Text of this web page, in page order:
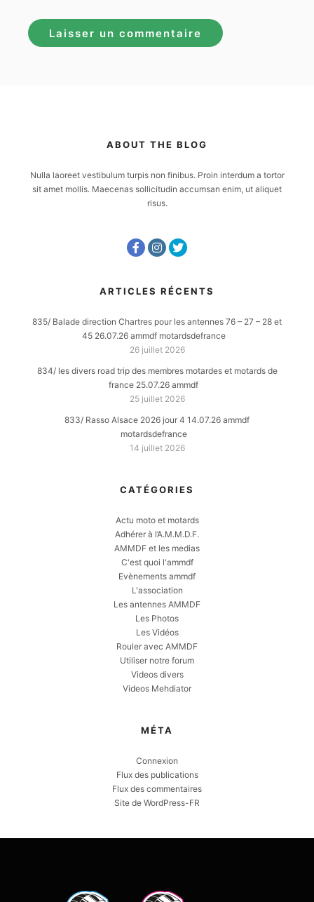
ABOUT THE BLOG
Nulla laoreet vestibulum turpis non finibus. Proin interdum a tortor
sit amet mollis. Maecenas sollicitudin accumsan enim, ut aliquet
risus.
ARTICLES RÉCENTS
835/ Balade direction Chartres pour les antennes 76 – 27 – 28 et
45 26.07.26 ammdf motardsdefrance
26 juillet 2026
834/ les divers road trip des membres motardes et motards de
france 25.07.26 ammdf
25 juillet 2026
833/ Rasso Alsace 2026 jour 4 14.07.26 ammdf
motardsdefrance
14 juillet 2026
CATÉGORIES
Actu moto et motards
Adhérer à l’A.M.M.D.F.
AMMDF et les medias
C'est quoi l'ammdf
Evènements ammdf
L'association
Les antennes AMMDF
Les Photos
Les Vidéos
Rouler avec AMMDF
Utiliser notre forum
Videos divers
Videos Mehdiator
MÉTA
Connexion
Flux des publications
Flux des commentaires
Site de WordPress-FR